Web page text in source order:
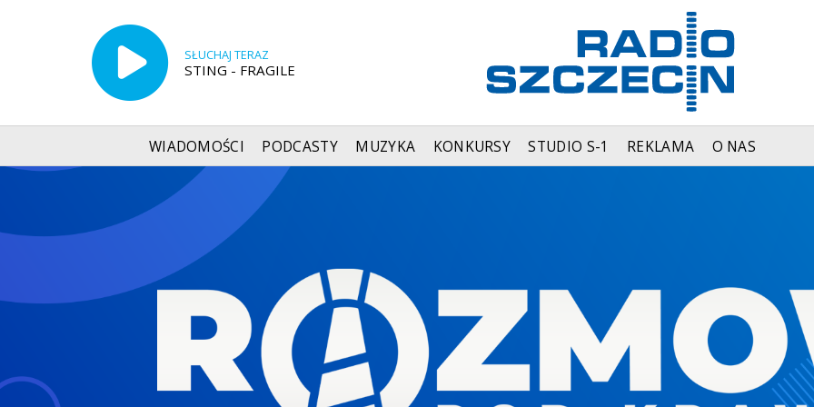
SŁUCHAJ TERAZ
STING - FRAGILE
WIADOMOŚCI PODCASTY MUZYKA KONKURSY STUDIO S-1 REKLAMA O NAS